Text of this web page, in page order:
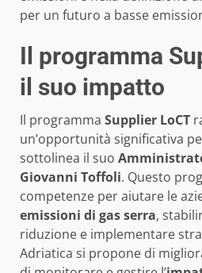
per un futuro a basse
Il programma
il suo impatto
Il programma Supplier LoCT
un’opportunità significativa
sottolinea il suo
Giovanni Toffoli. Questo
competenze per aiutare le
emissioni di gas serra,
riduzione e implementare
Adriatica si propone di